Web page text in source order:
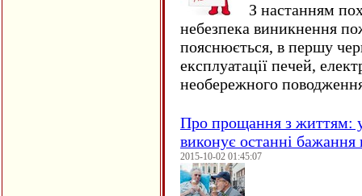
З настанням
небезпека виникнення
пояснюється, в першу
експлуатації печей,
необережного
Про прощання з життям:
виконує останні
2015-10-02 01:45:07